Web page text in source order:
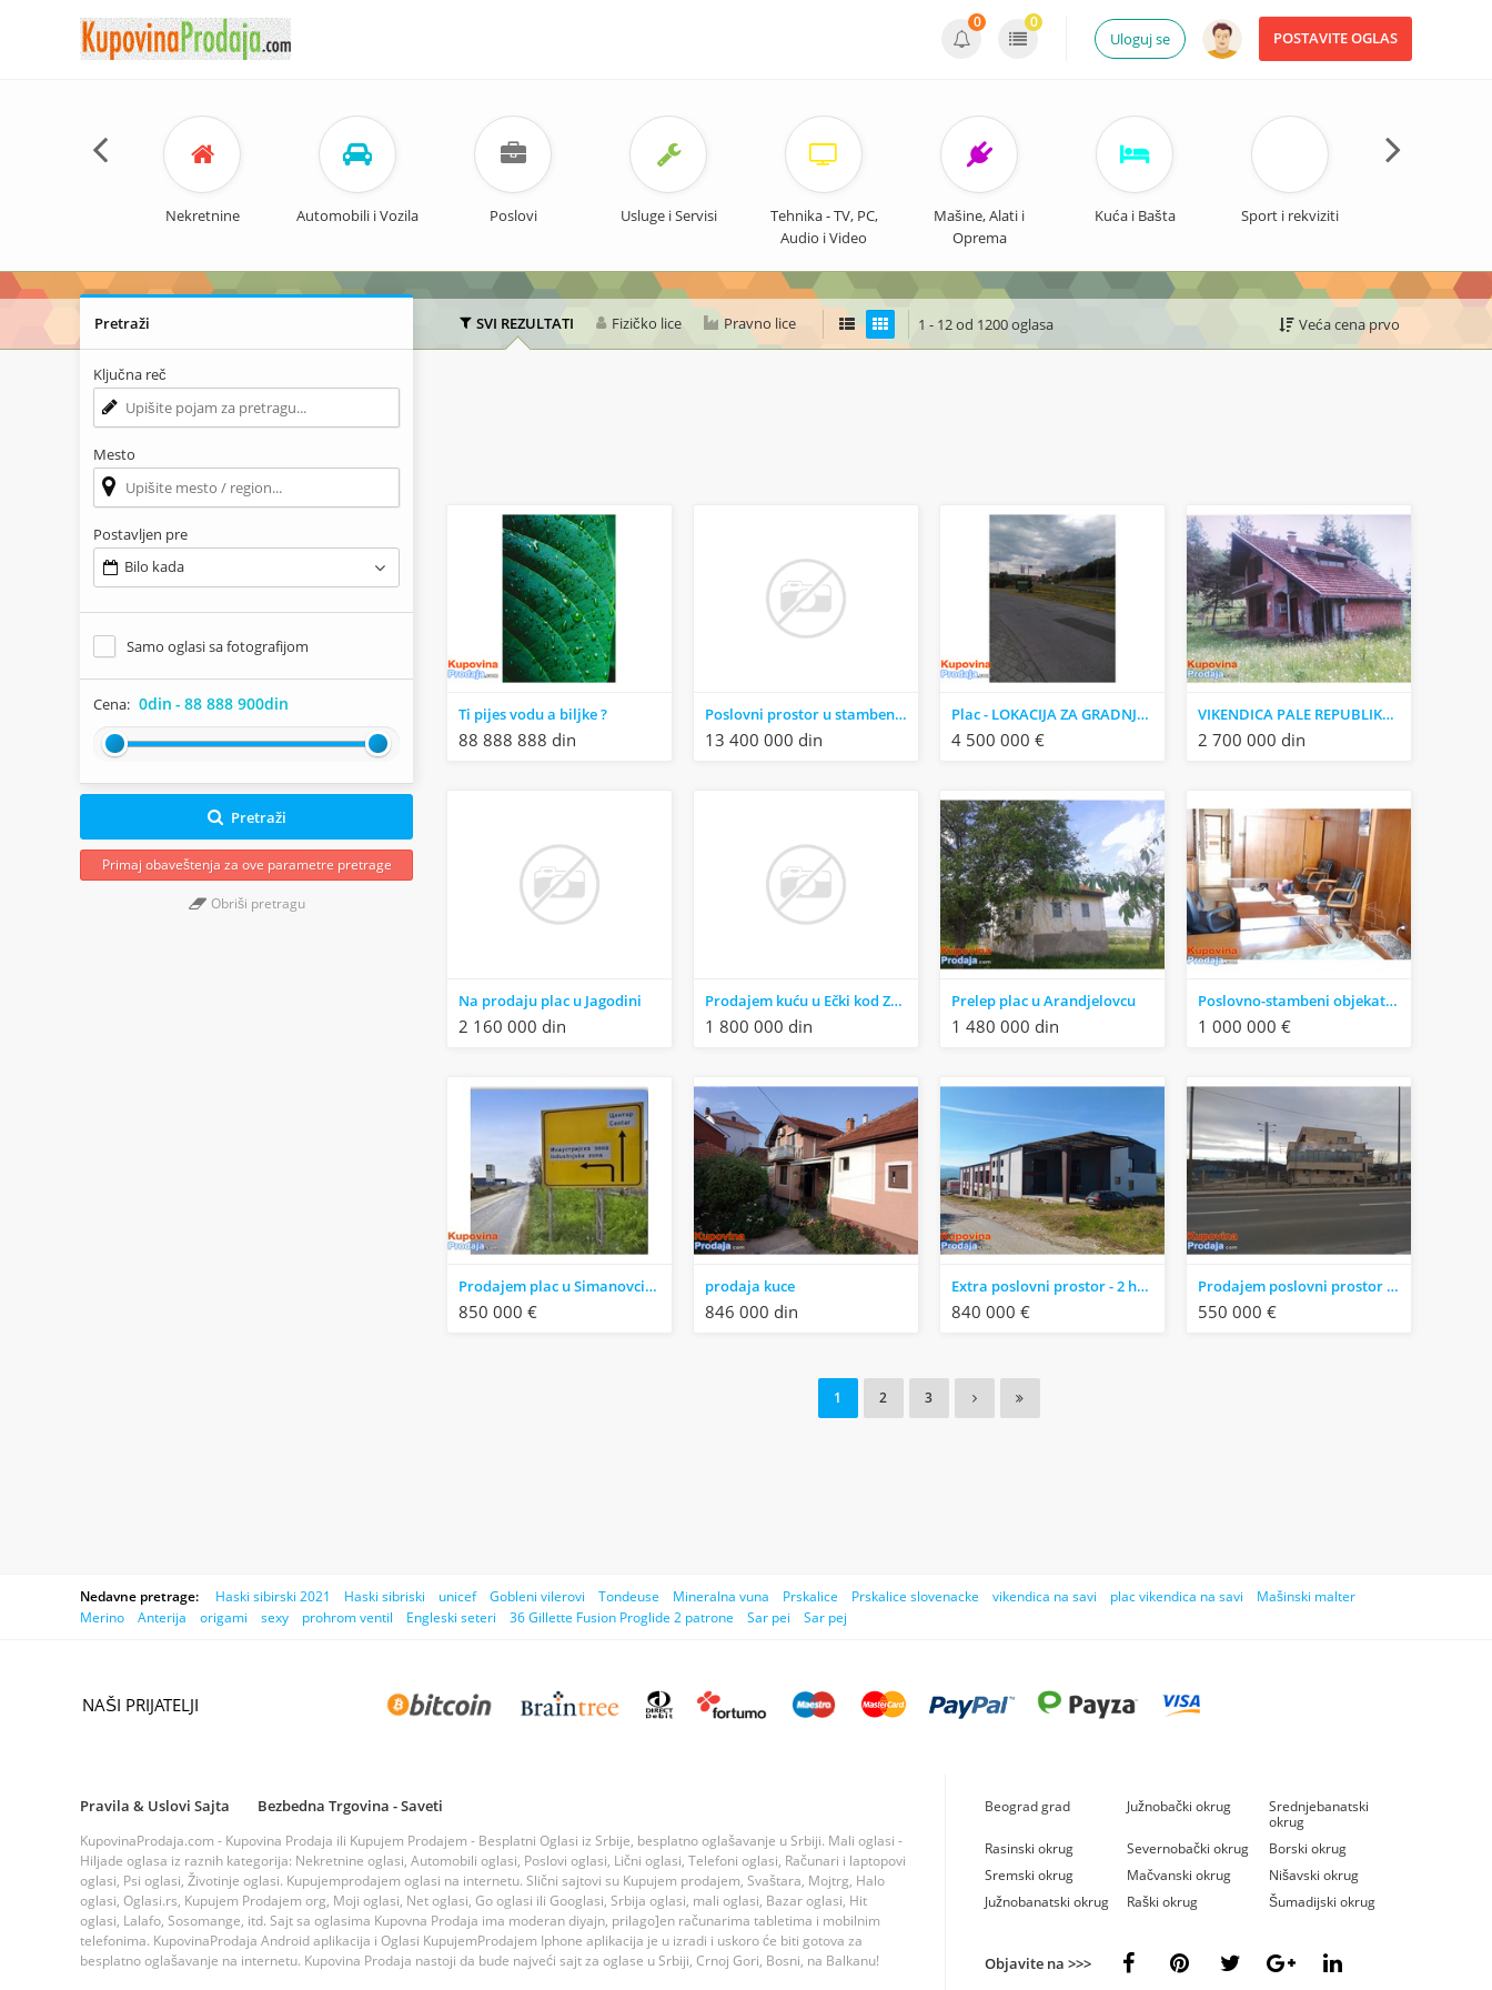
POSTAVITE OGLAS
Uloguj se
0 0
Nekretnine Automobili i Vozila Poslovi Usluge i Servisi
Tehnika - TV, PC,
Audio i Video
Mašine, Alati i
Oprema
Kuća i Bašta Sport i rekviziti
SVI REZULTATI Fizičko lice Pravno lice 1 - 12 od 1200 oglasa Veća cena prvo
Ti pijes vodu a biljke ?
88 888 888 din
Poslovni prostor u stambenoj zgradi, renoviran
13 400 000 din
Plac - LOKACIJA ZA GRADNJU - Voždovac
4 500 000 €
VIKENDICA PALE REPUBLIKA SRPSKA
2 700 000 din
Na prodaju plac u Jagodini
2 160 000 din
Prodajem kuću u Ečki kod Zrenjanina
1 800 000 din
Prelep plac u Arandjelovcu
1 480 000 din
Poslovno-stambeni objekat u Kraljevu
1 000 000 €
Prodajem plac u Simanovcima industrijska zona, gradjevinsko zemljiste
850 000 €
prodaja kuce
846 000 din
Extra poslovni prostor - 2 hale i 8 apartmana/kanc
840 000 €
Prodajem poslovni prostor u Zaječaru
550 000 €
1 2 3
Pretraži
Ključna reč
Mesto
Postavljen pre
Bilo kada
Samo oglasi sa fotografijom
Cena: 0din - 88 888 900din
Pretraži
Primaj obaveštenja za ove parametre pretrage
Obriši pretragu
Nedavne pretrage: Haski sibirski 2021 Haski sibriski unicef Gobleni vilerovi Tondeuse Mineralna vuna Prskalice Prskalice slovenacke vikendica na savi plac vikendica na savi
Mašinski malter
Merino
Anterija origami sexy prohrom ventil Engleski seteri 36 Gillette Fusion Proglide 2 patrone Sar pei Sar pej
NAŠI PRIJATELJI
Pravila & Uslovi Sajta Bezbedna Trgovina - Saveti
KupovinaProdaja.com - Kupovina Prodaja ili Kupujem Prodajem - Besplatni Oglasi iz Srbije, besplatno oglašavanje u Srbiji. Mali oglasi -
Hiljade oglasa iz raznih kategorija: Nekretnine oglasi, Automobili oglasi, Poslovi oglasi, Lični oglasi, Telefoni oglasi, Računari i laptopovi
oglasi, Psi oglasi, Životinje oglasi. Kupujemprodajem oglasi na internetu. Slični sajtovi su Kupujem prodajem, Svaštara, Mojtrg, Halo
oglasi, Oglasi.rs, Kupujem Prodajem org, Moji oglasi, Net oglasi, Go oglasi ili Googlasi, Srbija oglasi, mali oglasi, Bazar oglasi, Hit
oglasi, Lalafo, Sosomange, itd. Sajt sa oglasima Kupovna Prodaja ima moderan diyajn, prilago]en računarima tabletima i mobilnim
telefonima. KupovinaProdaja Android aplikacija i Oglasi KupujemProdajem Iphone aplikacija je u izradi i uskoro će biti gotova za
besplatno oglašavanje na internetu. Kupovina Prodaja nastoji da bude najveći sajt za oglase u Srbiji, Crnoj Gori, Bosni, na Balkanu!
Beograd grad Južnobački okrug
Srednjebanatski
okrug
Rasinski okrug
Severnobački okrug
Borski okrug
Sremski okrug
Mačvanski okrug
Nišavski okrug
Južnobanatski okrug
Raški okrug Šumadijski okrug
Objavite na >>>